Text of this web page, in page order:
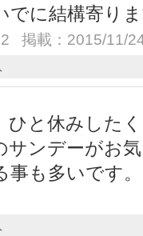
でに結構寄り
掲載：2015/11/
ひと休みした
サンデーがお
事も多いです